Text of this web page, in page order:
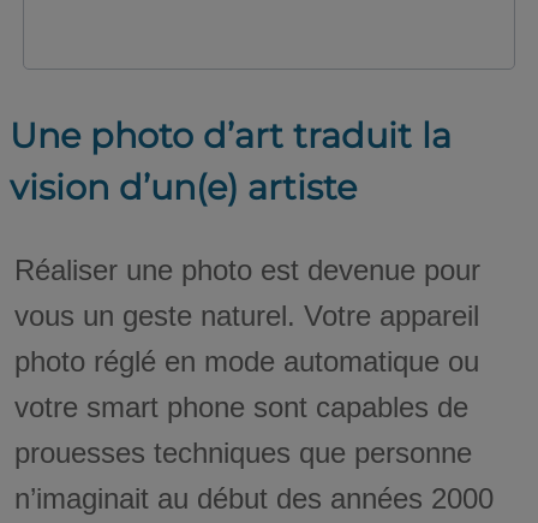
Une photo d’art traduit la
vision d’un(e) artiste
Réaliser une photo est devenue pour
vous un geste naturel. Votre appareil
photo réglé en mode automatique ou
votre smart phone sont capables de
prouesses techniques que personne
n’imaginait au début des années 2000